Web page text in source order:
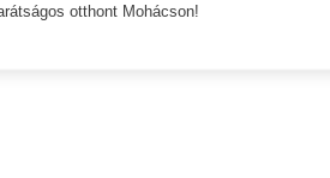
otthont Mohácson!